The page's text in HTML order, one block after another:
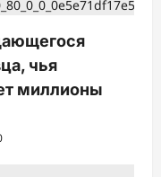
чья
миллионы